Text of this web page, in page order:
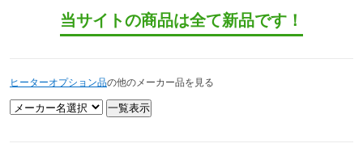
当サイトの商品は全て新品です！
ヒーターオプション品の他のメーカー品を見る